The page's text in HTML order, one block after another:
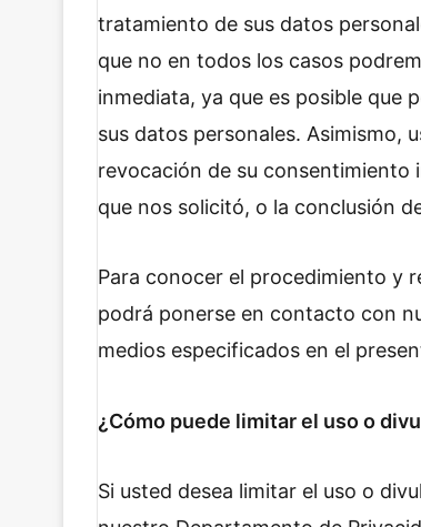
tratamiento de sus datos
que no en todos los casos
inmediata, ya que es posible que
sus datos personales. Asimismo,
revocación de su consentimiento
que nos solicitó, o la conclusión
Para conocer el procedimiento y
podrá ponerse en contacto con
medios especificados en el
¿Cómo puede limitar el uso o
Si usted desea limitar el uso o